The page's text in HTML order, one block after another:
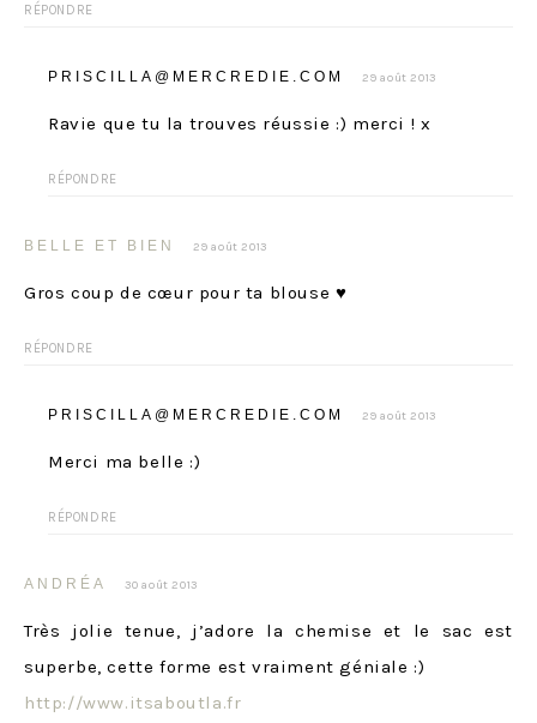
RÉPONDRE
PRISCILLA@MERCREDIE.COM 29 août 2013
Ravie que tu la trouves réussie :) merci ! x
RÉPONDRE
BELLE ET BIEN 29 août 2013
Gros coup de cœur pour ta blouse ♥
RÉPONDRE
PRISCILLA@MERCREDIE.COM 29 août 2013
Merci ma belle :)
RÉPONDRE
ANDRÉA 30 août 2013
Très jolie tenue, j’adore la chemise et le sac est
superbe, cette forme est vraiment géniale :)
http://www.itsaboutla.fr